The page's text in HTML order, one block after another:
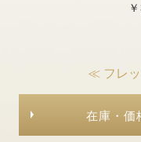
≪ フレ
在庫・価